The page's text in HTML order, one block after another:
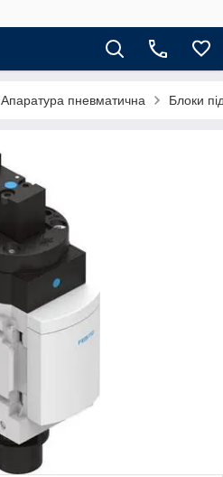
Апаратура пневматична Блоки